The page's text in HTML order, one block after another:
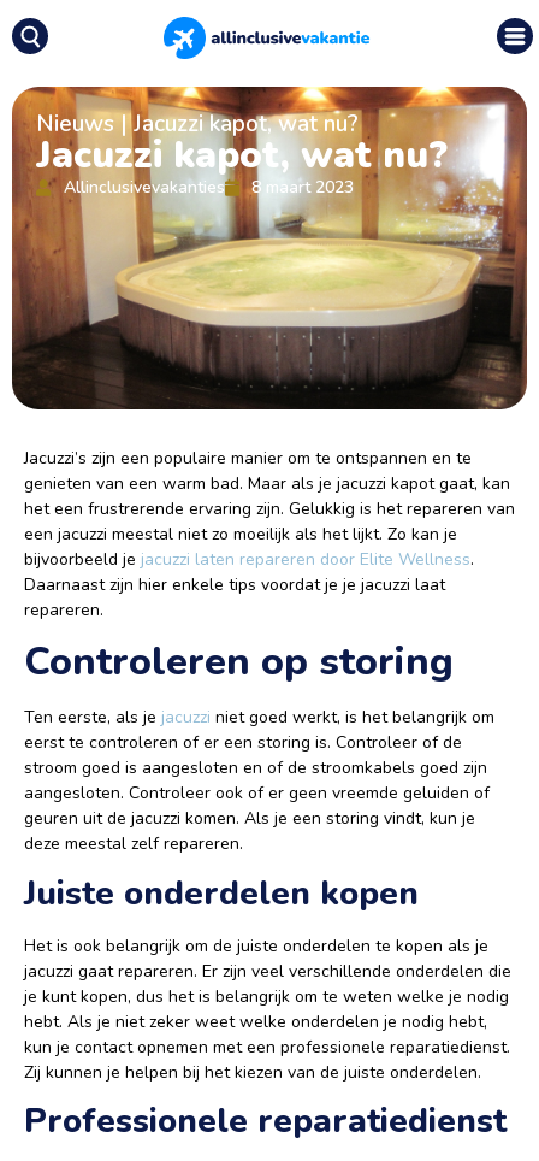
Nieuws |Jacuzzi kapot, wat nu?
Jacuzzi kapot, wat nu?
Allinclusivevakanties 8 maart 2023
Jacuzzi’s zijn een populaire manier om te ontspannen en te
genieten van een warm bad. Maar als je jacuzzi kapot gaat, kan
het een frustrerende ervaring zijn. Gelukkig is het repareren van
een jacuzzi meestal niet zo moeilijk als het lijkt. Zo kan je
bijvoorbeeld je jacuzzi laten repareren door Elite Wellness.
Daarnaast zijn hier enkele tips voordat je je jacuzzi laat
repareren.
Controleren op storing
Ten eerste, als je jacuzzi niet goed werkt, is het belangrijk om
eerst te controleren of er een storing is. Controleer of de
stroom goed is aangesloten en of de stroomkabels goed zijn
aangesloten. Controleer ook of er geen vreemde geluiden of
geuren uit de jacuzzi komen. Als je een storing vindt, kun je
deze meestal zelf repareren.
Juiste onderdelen kopen
Het is ook belangrijk om de juiste onderdelen te kopen als je
jacuzzi gaat repareren. Er zijn veel verschillende onderdelen die
je kunt kopen, dus het is belangrijk om te weten welke je nodig
hebt. Als je niet zeker weet welke onderdelen je nodig hebt,
kun je contact opnemen met een professionele reparatiedienst.
Zij kunnen je helpen bij het kiezen van de juiste onderdelen.
Professionele reparatiedienst